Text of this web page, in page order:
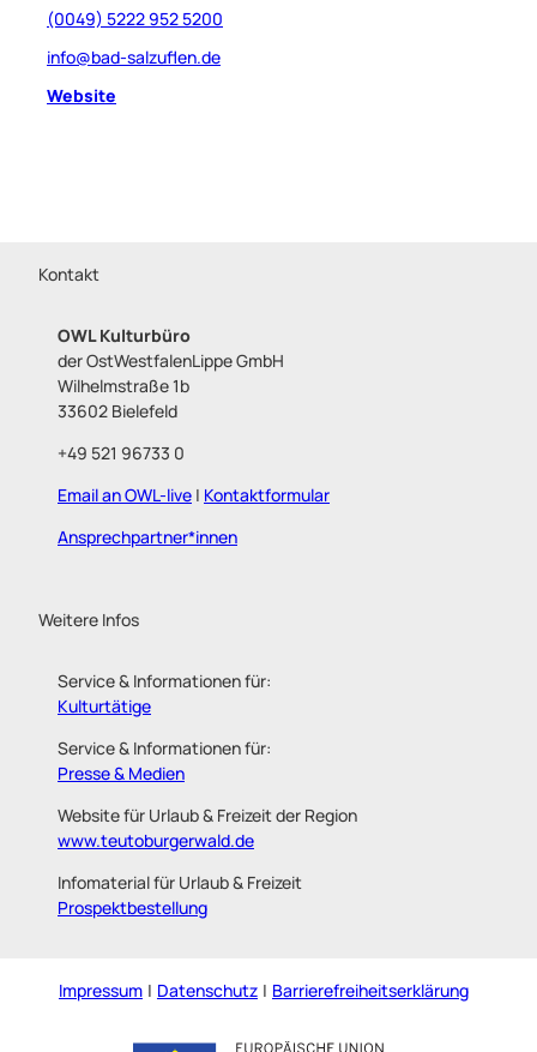
(0049) 5222 952 5200
info@bad-salzuflen.de
Website
Kontakt
OWL Kulturbüro
der OstWestfalenLippe GmbH
Wilhelmstraße 1b
33602 Bielefeld
+49 521 96733 0
Email an OWL-live | Kontaktformular
Ansprechpartner*innen
Weitere Infos
Service & Informationen für:
Kulturtätige
Service & Informationen für:
Presse & Medien
Website für Urlaub & Freizeit der Region
www.teutoburgerwald.de
Infomaterial für Urlaub & Freizeit
Prospektbestellung
Impressum Datenschutz Barrierefreiheitserklärung